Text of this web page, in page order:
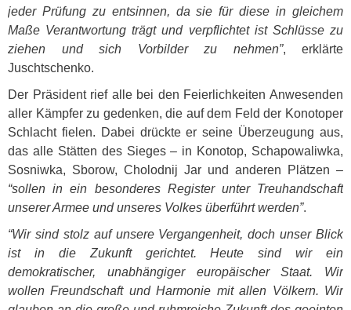
jeder Prüfung zu entsinnen, da sie für diese in gleichem
Maße Verantwortung trägt und verpflichtet ist Schlüsse zu
ziehen und sich Vorbilder zu nehmen”, erklärte
Juschtschenko.
Der Präsident rief alle bei den Feierlichkeiten Anwesenden
aller Kämpfer zu gedenken, die auf dem Feld der Konotoper
Schlacht fielen. Dabei drückte er seine Überzeugung aus,
das alle Stätten des Sieges – in Konotop, Schapowaliwka,
Sosniwka, Sborow, Cholodnij Jar und anderen Plätzen –
“sollen in ein besonderes Register unter Treuhandschaft
unserer Armee und unseres Volkes überführt werden”.
“Wir sind stolz auf unsere Vergangenheit, doch unser Blick
ist in die Zukunft gerichtet. Heute sind wir ein
demokratischer, unabhängiger europäischer Staat. Wir
wollen Freundschaft und Harmonie mit allen Völkern. Wir